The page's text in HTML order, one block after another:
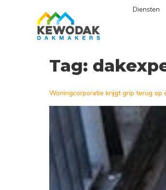
Diensten
Tag:
Woningcorporatie krijgt grip terug op